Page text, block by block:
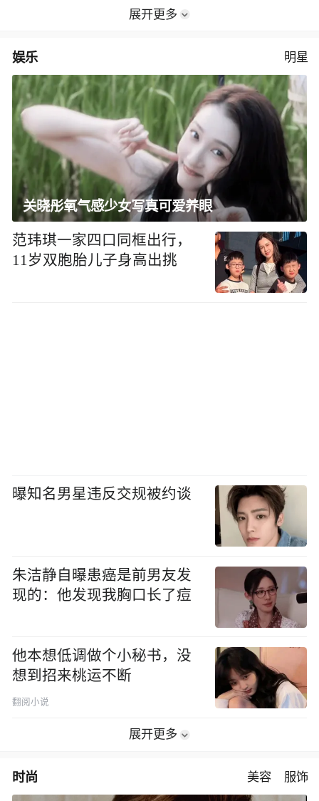
展开更多
娱乐 明星
关晓彤氧气感少女写真可爱养眼
范玮琪一家四口同框出行，
11岁双胞胎儿子身高出挑
曝知名男星违反交规被约谈
朱洁静自曝患癌是前男友发
现的：他发现我胸口长了痘
他本想低调做个小秘书，没
想到招来桃运不断
翻阅小说
展开更多
时尚 美容 服饰